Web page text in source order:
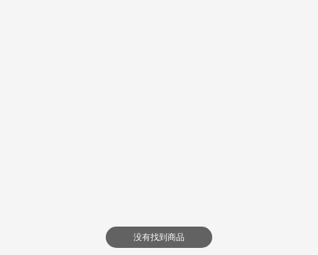
没有找到商品